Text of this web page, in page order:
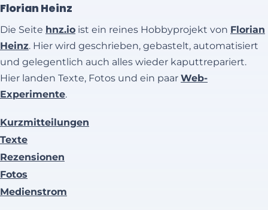
Florian Heinz
Die Seite hnz.io ist ein reines Hobbyprojekt von Florian
Heinz. Hier wird geschrieben, gebastelt, automatisiert
und gelegentlich auch alles wieder kaputtrepariert.
Hier landen Texte, Fotos und ein paar Web-
Experimente.
Kurzmitteilungen
Texte
Rezensionen
Fotos
Medienstrom